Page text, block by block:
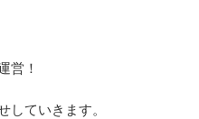
営！
していきます。